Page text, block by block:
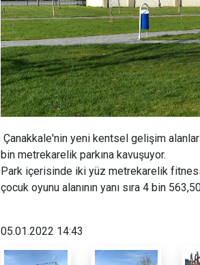
Çanakkale'nin yeni kentsel gelişim
bin metrekarelik parkına kavuşuyor.
Park içerisinde iki yüz metrekarelik
çocuk oyunu alanının yanı sıra 4 bin
05.01.2022 14:43